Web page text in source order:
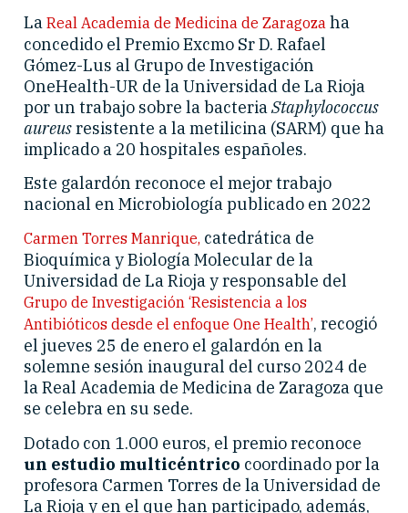
La Real Academia de Medicina de Zaragoza ha
concedido el Premio Excmo Sr D. Rafael
Gómez-Lus al Grupo de Investigación
OneHealth-UR de la Universidad de La Rioja
por un trabajo sobre la bacteria Staphylococcus
aureusresistente a la metilicina (SARM) que ha
implicado a 20 hospitales españoles.
Este galardón reconoce el mejor trabajo
nacional en Microbiología publicado en 2022
Carmen Torres Manrique, catedrática de
Bioquímica y Biología Molecular de la
Universidad de La Rioja y responsable del
Grupo de Investigación ‘Resistencia a los
Antibióticos desde el enfoque One Health’, recogió
el jueves 25 de enero el galardón en la
solemne sesión inaugural del curso 2024 de
la Real Academia de Medicina de Zaragoza que
se celebra en su sede.
Dotado con 1.000 euros, el premio reconoce
un estudio multicéntrico coordinado por la
profesora Carmen Torres de la Universidad de
La Rioja y en el que han participado, además,